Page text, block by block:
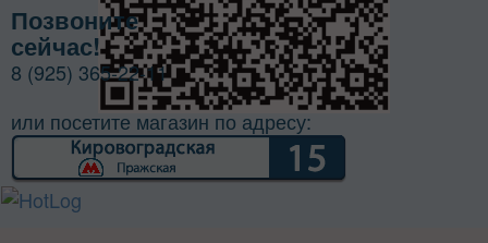
Позвоните
сейчас!
8 (925) 365-22-11
или посетите магазин по адресу: